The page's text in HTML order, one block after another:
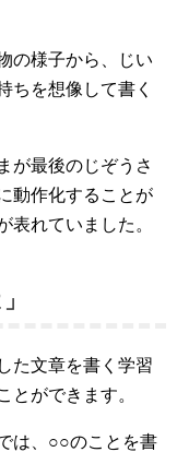
の様子から、じい
ちを想像して書く
が最後のじぞうさ
動作化することが
表れていました。
た文章を書く学習
とができます。
は、○○のことを書